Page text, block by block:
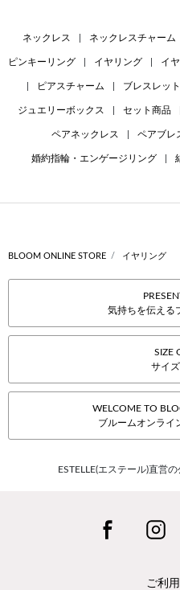
ネックレス ネックレスチャーム
ピンキーリング イヤリング イ
ピアスチャーム ブレスレット
ジュエリーボックス セット商品
ペアネックレス ペアブレ
婚約指輪・エンゲージリング
BLOOM ONLINE STORE イヤリング
気持ちを伝える
SIZE
サイ
WELCOME TO
ブルームオンライ
ESTELLE(エステール)直営
ご利